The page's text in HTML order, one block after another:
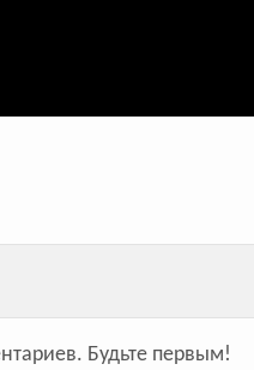
Будьте первым!